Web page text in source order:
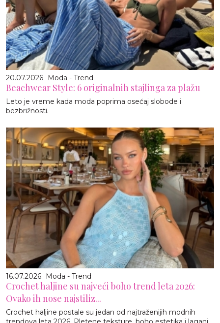
20.07.2026 Moda - Trend
Beachwear Style: 6 originalnih stajlinga za plažu
Leto je vreme kada moda poprima osećaj slobode i
bezbrižnosti.
16.07.2026 Moda - Trend
Crochet haljine su najveći boho trend leta 2026:
Ovako ih nose najstiliz...
Crochet haljine postale su jedan od najtraženijih modnih